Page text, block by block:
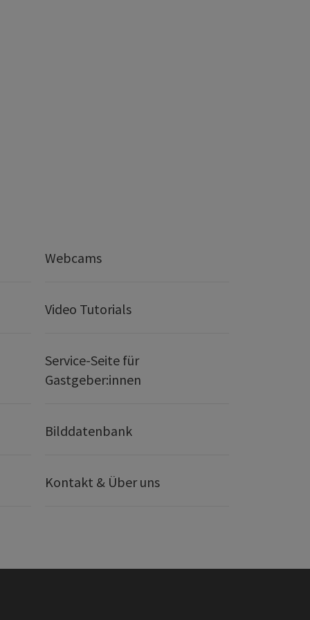
Webcams
Video Tutorials
Service-Seite für
Gastgeber:innen
Bilddatenbank
Kontakt & Über uns